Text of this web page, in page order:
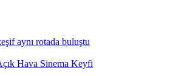
aynı rotada buluştu
Hava Sinema Keyfi